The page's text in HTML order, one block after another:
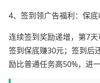
4、签到领广告福利：保
连续签到奖励递增，第7
签到保底赚30元；签到后
励比普通任务高50%，进